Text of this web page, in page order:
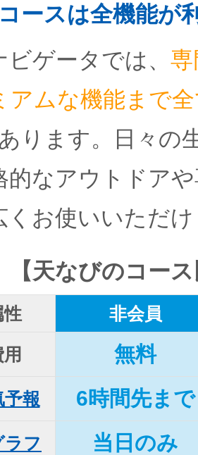
ースは全機能が
ゲータでは、
アムな機能まで
ります。日々の
的なアウトドア
くお使いいただ
【天なびのコー
性 非会員
無料
報 6時間先まで
フ 当日のみ